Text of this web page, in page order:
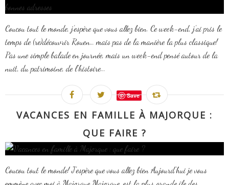
Coucou tout le monde, j’espère que vous allez bien. Ce week-end, j’ai pris le
temps de (re)découvrir Rouen… mais pas de la manière la plus classique!
Pas une simple balade en journée, mais un week-end pensé autour de la
nuit, du patrimoine, de l’histoire...
Save
VACANCES EN FAMILLE À MAJORQUE :
QUE FAIRE ?
Coucou tout le monde! J'espère que vous allez bien Aujourd'hui je vous